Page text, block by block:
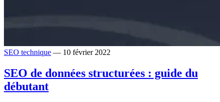
SEO technique — 10 février 2022
SEO de données structurées : guide du
débutant